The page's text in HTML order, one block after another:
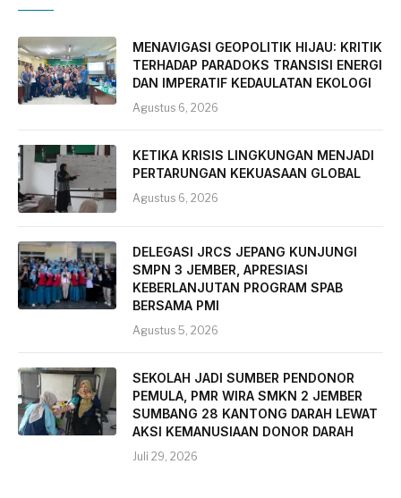
MENAVIGASI GEOPOLITIK HIJAU: KRITIK
TERHADAP PARADOKS TRANSISI ENERGI
DAN IMPERATIF KEDAULATAN EKOLOGI
Agustus 6, 2026
KETIKA KRISIS LINGKUNGAN MENJADI
PERTARUNGAN KEKUASAAN GLOBAL
Agustus 6, 2026
DELEGASI JRCS JEPANG KUNJUNGI
SMPN 3 JEMBER, APRESIASI
KEBERLANJUTAN PROGRAM SPAB
BERSAMA PMI
Agustus 5, 2026
SEKOLAH JADI SUMBER PENDONOR
PEMULA, PMR WIRA SMKN 2 JEMBER
SUMBANG 28 KANTONG DARAH LEWAT
AKSI KEMANUSIAAN DONOR DARAH
Juli 29, 2026